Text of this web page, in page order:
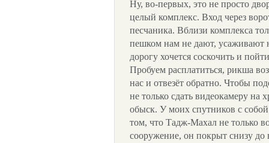
Ну, во-первых, это не просто
целый комплекс. Вход через
песчаника. Вблизи комплекса
пешком нам не дают,
дорогу хочется соскочить и
Пробуем расплатиться, рикша
нас и отвезёт обратно. Чтобы
не только сдать видеокамеру на
обыск. У моих спутников с
том, что Тадж-Махал не только
сооружение, он покрыт снизу до